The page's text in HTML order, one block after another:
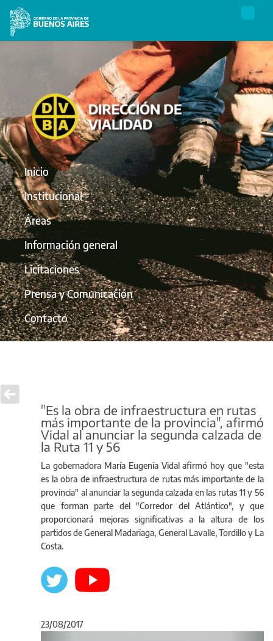
Inicio
Institucional
Áreas
Información general
Licitaciones
Prensa y Comunicación
Contacto
"Es la obra de infraestructura en rutas
más importante de la provincia", afirmó
Vidal al anunciar la segunda calzada de
la Ruta 11 y 56
La gobernadora María Eugenia Vidal afirmó hoy que "esta
es la obra de infraestructura de rutas más importante de la
provincia" al anunciar la segunda calzada en las rutas 11 y 56
que forman parte del "Corredor del Atlántico", y que
proporcionará mejoras significativas a la altura de los
partidos de General Madariaga, General Lavalle, Tordillo y La
Costa.
23/08/2017